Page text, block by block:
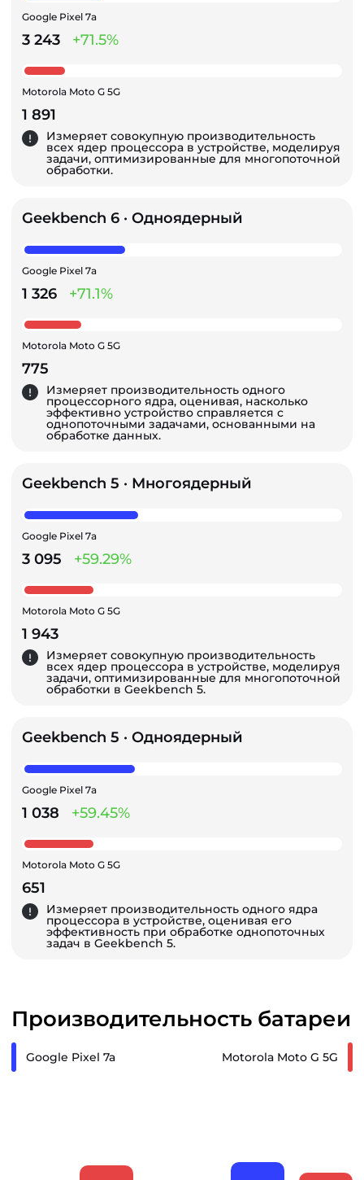
Google Pixel 7a
3 243 +71.5%
Motorola Moto G 5G
1 891
Измеряет совокупную производительность
всех ядер процессора в устройстве, моделируя
задачи, оптимизированные для многопоточной
обработки.
Geekbench 6 · Одноядерный
Google Pixel 7a
1 326 +71.1%
Motorola Moto G 5G
775
Измеряет производительность одного
процессорного ядра, оценивая, насколько
эффективно устройство справляется с
однопоточными задачами, основанными на
обработке данных.
Geekbench 5 · Многоядерный
Google Pixel 7a
3 095 +59.29%
Motorola Moto G 5G
1 943
Измеряет совокупную производительность
всех ядер процессора в устройстве, моделируя
задачи, оптимизированные для многопоточной
обработки в Geekbench 5.
Geekbench 5 · Одноядерный
Google Pixel 7a
1 038 +59.45%
Motorola Moto G 5G
651
Измеряет производительность одного ядра
процессора в устройстве, оценивая его
эффективность при обработке однопоточных
задач в Geekbench 5.
Производительность батареи
Google Pixel 7a Motorola Moto G 5G